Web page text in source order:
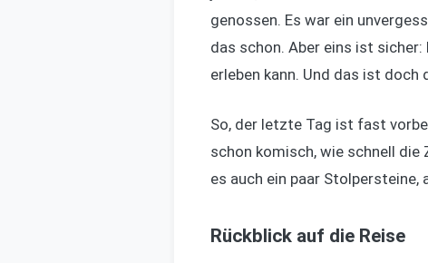
genossen. Es war ein
das schon. Aber eins ist
erleben kann. Und das ist doch
So, der letzte Tag ist fast
schon komisch, wie schnell die
es auch ein paar
Rückblick auf die Reise